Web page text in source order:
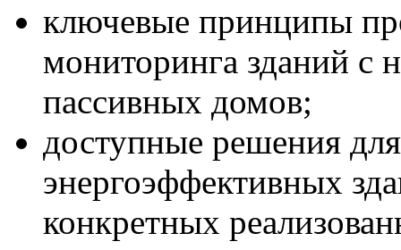
ключевые принципы
мониторинга зданий с
пассивных домов;
доступные решения для
энергоэффективных
конкретных